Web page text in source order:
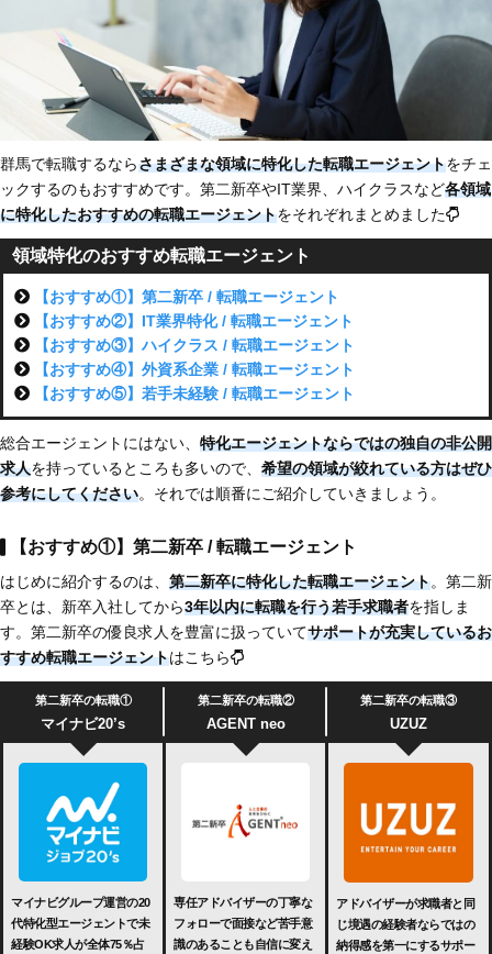
群馬で転職するならさまざまな領域に特化した転職エージェントをチェ
ックするのもおすすめです。第二新卒やIT業界、ハイクラスなど各領域
に特化したおすすめの転職エージェントをそれぞれまとめました
領域特化のおすすめ転職エージェント
【おすすめ①】第二新卒 / 転職エージェント
【おすすめ②】IT業界特化 / 転職エージェント
【おすすめ③】ハイクラス / 転職エージェント
【おすすめ④】外資系企業 / 転職エージェント
【おすすめ⑤】若手未経験 / 転職エージェント
総合エージェントにはない、 特化エージェントならではの独自の非公開
求人を持っているところも多いので、 希望の領域が絞れている方はぜひ
参考にしてください。それでは順番にご紹介していきましょう。
【おすすめ①】第二新卒 / 転職エージェント
はじめに紹介するのは、 第二新卒に特化した転職エージェント。第二新
卒とは、新卒入社してから3年以内に転職を行う若手求職者を指しま
す。第二新卒の優良求人を豊富に扱っていてサポートが充実しているお
すすめ転職エージェントはこちら
第二新卒の転職①
マイナビ20’s
第二新卒の転職②
AGENT neo
第二新卒の転職③
UZUZ
マイナビグループ運営の20
代特化型エージェントで未
経験OK求人が全体75％占
専任アドバイザーの丁寧な
フォローで面接など苦手意
識のあることも自信に変え
アドバイザーが求職者と同
じ境遇の経験者ならではの
納得感を第一にするサポー